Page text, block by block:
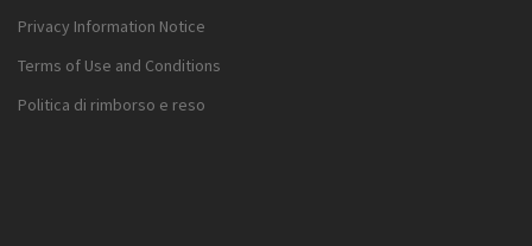
Privacy Information Notice
Terms of Use and Conditions
Politica di rimborso e reso